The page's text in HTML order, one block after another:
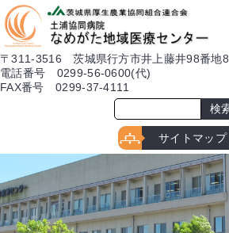
本文へ
〒311-3516 茨城県行方市井上藤井98番地8
電話番号 0299-56-0600(代)
FAX番号 0299-37-4111
サイトマップ